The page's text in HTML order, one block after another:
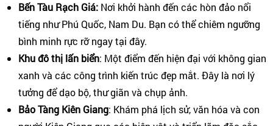
Bến Tàu Rạch Giá: Nơi khởi hành đến các hòn đảo nổi
tiếng như Phú Quốc, Nam Du. Bạn có thể chiêm ngưỡng
bình minh rực rỡ ngay tại đây.
Khu đô thị lấn biển: Một điểm đến hiện đại với không gian
xanh và các công trình kiến trúc đẹp mắt. Đây là nơi lý
tưởng để dạo bộ, thư giãn và chụp ảnh.
Bảo Tàng Kiên Giang: Khám phá lịch sử, văn hóa và con